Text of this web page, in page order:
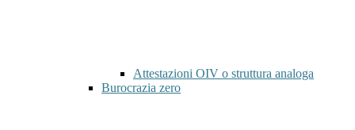
Attestazioni OIV o struttura analoga
Burocrazia zero